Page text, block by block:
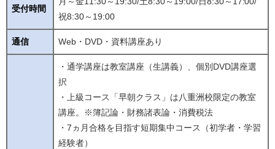
受付時間
祝8:30～19:00
通信 Web・DVD・資料講座あり
・通学講座は教室講座（生講義）、個別DVD講座選
択
・上級コース「早朝クラス」は八重洲校限定の教室
講座。※簿記論・財務諸表論・消費税法
・7ヵ月合格を目指す短期集中コース（初学者・学習
経験者）